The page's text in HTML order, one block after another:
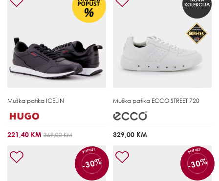
Muška patika ICELIN
221,40 KM 369,00 KM
KOLEKCIJA
Muška patika ECCO STREET 720
329,00 KM
POPUST
-30%
POPUST
-30%